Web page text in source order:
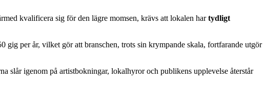
kvalificera sig för den lägre momsen, krävs att lokalen hartydligt
per år, vilket gör att branschen, trots sin krympande skala, fortfarande utgör
slår igenom på artistbokningar, lokalhyror och publikens upplevelse återstår